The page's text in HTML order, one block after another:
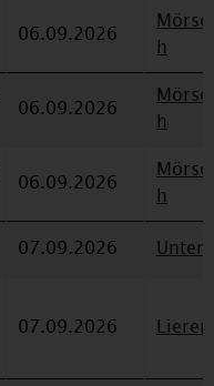
06.09.2026
h
06.09.2026
h
06.09.2026
h
07.09.2026
07.09.2026